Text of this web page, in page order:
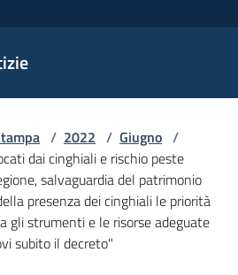
/ 2022 / Giugno /
dai cinghiali e rischio peste
salvaguardia del patrimonio
presenza dei cinghiali le priorità
gli strumenti e le risorse adeguate
subito il decreto"